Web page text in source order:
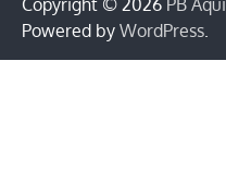
Copyright © 2026 PB Aqui
Powered by WordPress.